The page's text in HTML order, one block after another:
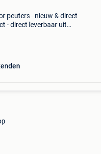
peuters - nieuw & direct
- direct leverbaar uit